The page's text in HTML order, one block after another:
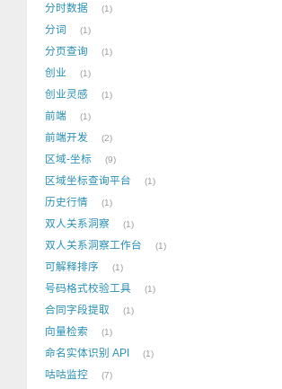
分时数据 1
分词 1
分页查询 1
创业 1
创业灵感 1
前端 1
前端开发 2
区域-坐标 9
区域坐标查询平台 1
历史行情 1
双人关系洞察 1
双人关系洞察工作台 1
可解释排序 1
号码格式校验工具 1
合同字段提取 1
向量检索 1
命名实体识别 API 1
咕咕监控 7